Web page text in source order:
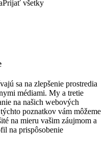
Prijať všetky
sa na zlepšenie prostredia
médiami. My a tretie
na našich webových
poznatkov vám môžeme
na mieru vašim záujmom a
na prispôsobenie